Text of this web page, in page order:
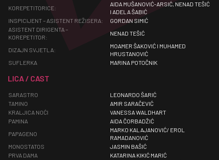
KOREPETITORICE:
AIDA MUŠANOVIĆ-ARSIĆ, NENAD TEŠIĆ
I ADELA ŠABIĆ
INSPICIJENT – ASISTENT REŽISERA:
GORDAN SIMIĆ
ASISTENT DIRIGENTA –
KOREPETITOR:
NENAD TEŠIĆ
DIZAJN SVJETLA:
MOAMER ŠAKOVIĆ I MUHAMED
HRUSTANOVIĆ
SUFLERKA
MARINA POTOČNIK
LICA / CAST
SARASTRO
LEONARDO ŠARIĆ
TAMINO
AMIR SARAČEVIĆ
KRALJICA NOĆI
VANESSA WALDHART
PAMINA
AIDA ČORBADŽIĆ
PAPAGENO
MARKO KALAJANOVIĆ/ EROL
RAMADANOVIĆ
MONOSTATOS
JASMIN BAŠIĆ
PRVA DAMA
KATARINA KIKIĆ MARIĆ